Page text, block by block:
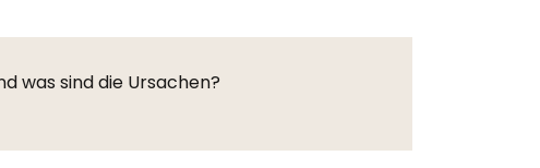
was sind die Ursachen?